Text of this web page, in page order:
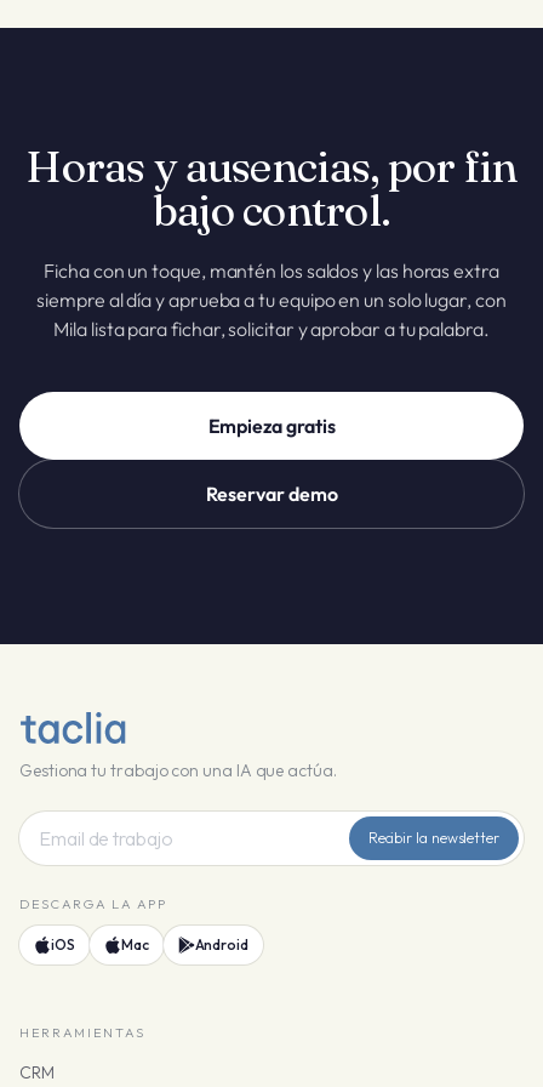
compañero y te diga las horas o las horas extra del equipo, y
Horas y ausencias, por fin
bajo control.
Ficha con un toque, mantén los saldos y las horas extra
siempre al día y aprueba a tu equipo en un solo lugar, con
Mila lista para fichar, solicitar y aprobar a tu palabra.
Empieza gratis
Reservar demo
Gestiona tu trabajo con una IA que actúa.
Recibir la newsletter
DESCARGA LA APP
iOS Mac Android
HERRAMIENTAS
CRM